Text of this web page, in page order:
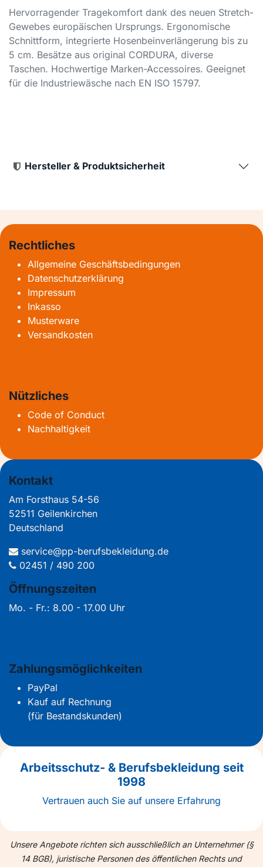
Hervorragender Tragekomfort dank des neuen Stretch-
Gewebes europäischen Ursprungs. Ergonomische
Schnittform, integrierte Hosenbeinverlängerung bis zu
5 cm. Besätze aus original CORDURA, diverse
Taschen. Hochwertige Marken-Accessoires. Geeignet
für die Industriewäsche nach EN ISO 15797.
Hersteller & Produktsicherheit
Rechtliches
Allgemeine Geschäftsbedingungen
Datenschutzerklärung
Impressum
Inkasso
Musterware
Versandkosten
Nützliches
Code of Conduct
Nachhaltigkeit
Kontakt
Am Forsthaus 54-56
52511 Geilenkirchen
Deutschland
service@pp-berufsbekleidung.de
02451 / 490 200
Öffnungszeiten
Mo. - Fr.: 8.00 - 17.00 Uhr
Zahlungsmöglichkeiten
PayPal
Kauf auf Rechnung
(für Bestandskunden)
Arbeitsschutz- & Berufsbekleidung seit
1998
Vertrauen auch Sie auf unsere Erfahrung
Unsere Angebote richten sich ausschließlich an Unternehmer (§
14 BGB), juristische Personen des öffentlichen Rechts und